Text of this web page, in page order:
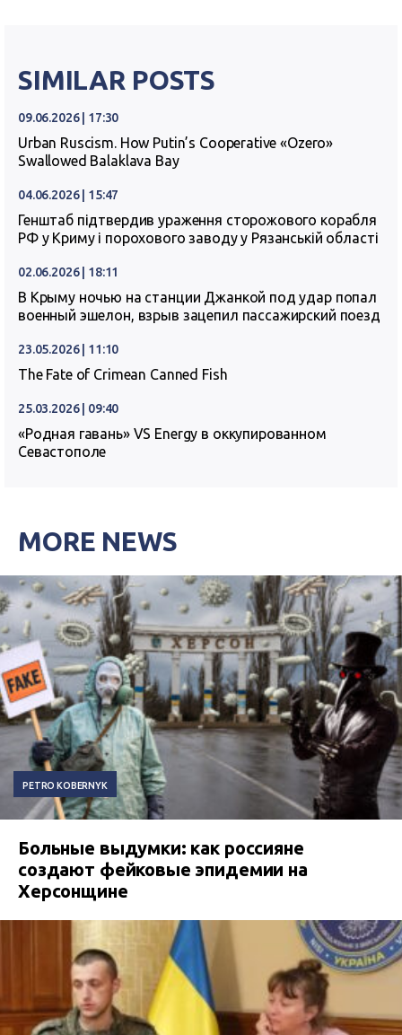
SIMILAR POSTS
09.06.2026 | 17:30
Urban Ruscism. How Putin’s Cooperative «Ozero»
Swallowed Balaklava Bay
04.06.2026 | 15:47
Генштаб підтвердив ураження сторожового корабля
РФ у Криму і порохового заводу у Рязанській області
02.06.2026 | 18:11
В Крыму ночью на станции Джанкой под удар попал
военный эшелон, взрыв зацепил пассажирский поезд
23.05.2026 | 11:10
The Fate of Crimean Canned Fish
25.03.2026 | 09:40
«Родная гавань» VS Energy в оккупированном
Севастополе
MORE NEWS
PETRO KOBERNYK
Больные выдумки: как россияне
создают фейковые эпидемии на
Херсонщине